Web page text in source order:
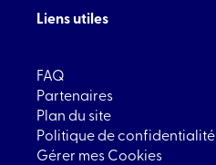
Liens utiles
FAQ
Partenaires
Plan du site
Politique de confidentialité
Gérer mes Cookies